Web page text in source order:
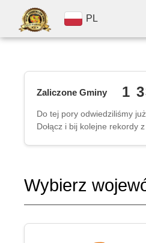
PL
Zaliczone Gminy 1
Do tej pory odwiedziliśmy
Dołącz i bij kolejne rekordy z
Wybierz